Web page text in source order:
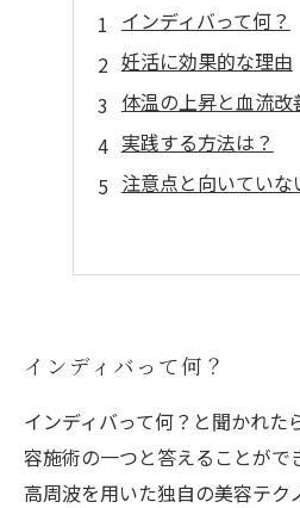
インディバって何？
妊活に効果的な理由
体温の上昇と血流改
実践する方法は？
注意点と向いていな
インディバって何？
インディバって何？と聞かれた
容施術の一つと答えることがで
高周波を用いた独自の美容テク